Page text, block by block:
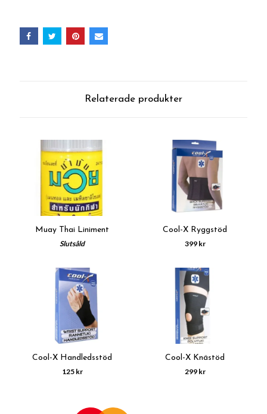
Relaterade produkter
Muay Thai Liniment
Slutsåld
Cool-X Ryggstöd
399 kr
Cool-X Handledsstöd
125 kr
Cool-X Knästöd
299 kr